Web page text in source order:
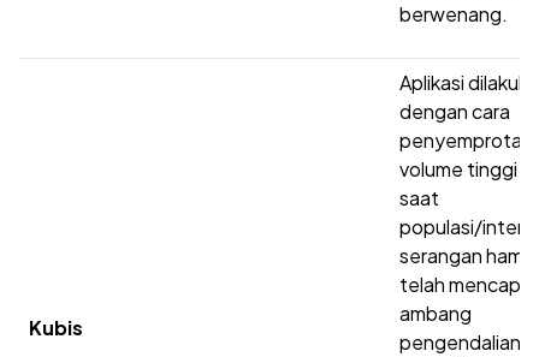
berwenang.
Kubis
Aplikasi
dengan cara
penyemprotan
volume tinggi
saat
populasi/
serangan hama
telah mencapai
ambang